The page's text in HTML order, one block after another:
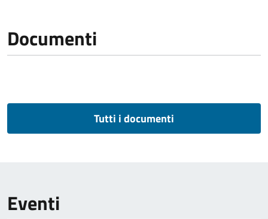
Documenti
Tutti i documenti
Eventi